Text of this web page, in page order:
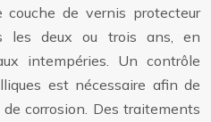
couche de vernis protecteur
les deux ou trois ans, en
intempéries. Un contrôle
est nécessaire afin de
corrosion. Des traitements